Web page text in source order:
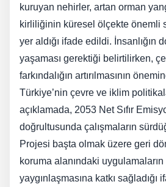
kuruyan nehirler, artan orman
kirliliğinin küresel ölçekte önemli
yer aldığı ifade edildi. İnsanlığın
yaşaması gerektiği belirtilirken,
farkındalığın artırılmasının
Türkiye’nin çevre ve iklim
açıklamada, 2053 Net Sıfır
doğrultusunda çalışmaların
Projesi başta olmak üzere geri
koruma alanındaki
yaygınlaşmasına katkı sağladığı